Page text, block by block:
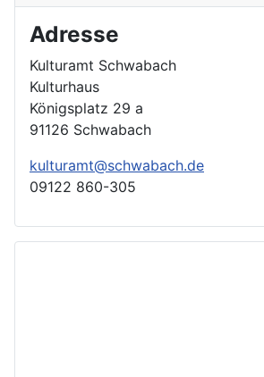
Adresse
Kulturamt Schwabach
Kulturhaus
Königsplatz 29 a
91126 Schwabach
kulturamt@schwabach.de
09122 860-305